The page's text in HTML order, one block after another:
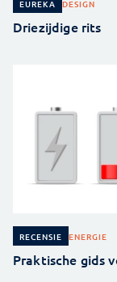
EUREKA DESIGN
Driezijdige rits
RECENSIE ENERGIE
Praktische gids